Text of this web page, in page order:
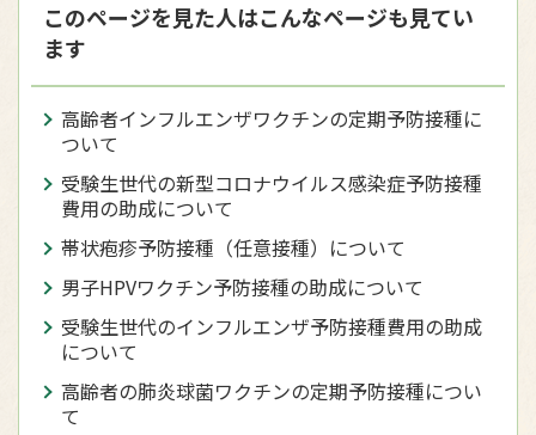
このページを見た人はこんなページも見てい
ます
高齢者インフルエンザワクチンの定期予防接種に
ついて
受験生世代の新型コロナウイルス感染症予防接種
費用の助成について
帯状疱疹予防接種（任意接種）について
男子HPVワクチン予防接種の助成について
受験生世代のインフルエンザ予防接種費用の助成
について
高齢者の肺炎球菌ワクチンの定期予防接種につい
て